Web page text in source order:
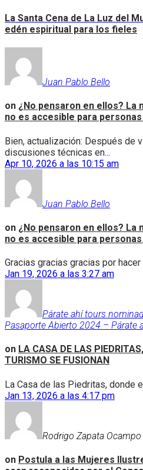
La Santa Cena de La Luz del
edén espiritual para los fieles
Juan Pablo Bello
on ¿No pensaron en ellos? La
no es accesible para
Bien, actualización: Después de
discusiones técnicas en...
Apr 10, 2026 a las 10:15 am
Juan Pablo Bello
on ¿No pensaron en ellos? La
no es accesible para
Gracias gracias gracias por
Jan 19, 2026 a las 3:27 am
Párate ahí tours
Pasaporte Abierto 2024 – Párate
on LA CASA DE LAS
TURISMO SE FUSIONAN
La Casa de las Piedritas, donde
Jan 13, 2026 a las 4:17 pm
Rodrigo Zapata Ocampo
on Postula a las Mujeres